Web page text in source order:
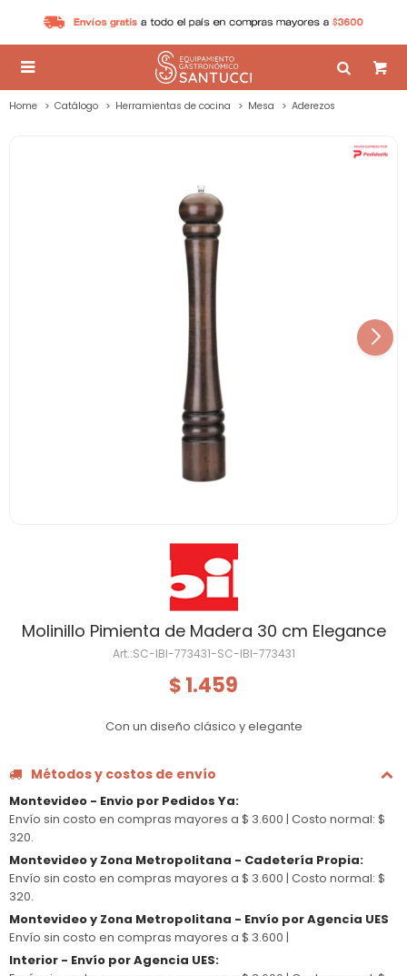

Home Catálogo Herramientas de cocina Mesa Aderezos
Molinillo Pimienta de Madera 30 cm Elegance
SC-IBI-773431-SC-IBI-773431
$ 1.459
Con un diseño clásico y elegante
Métodos y costos de envío
Montevideo - Envio por Pedidos Ya:
Envío sin costo en compras mayores a $ 3.600 | Costo normal: $
320.
Montevideo y Zona Metropolitana - Cadetería Propia:
Envío sin costo en compras mayores a $ 3.600 | Costo normal: $
320.
Montevideo y Zona Metropolitana - Envío por Agencia UES
Envío sin costo en compras mayores a $ 3.600 |
Interior - Envío por Agencia UES: